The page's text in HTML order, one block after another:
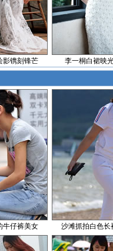
影镌刻锋芒 李一桐白裙映
牛仔裤美女 沙滩抓拍白色长